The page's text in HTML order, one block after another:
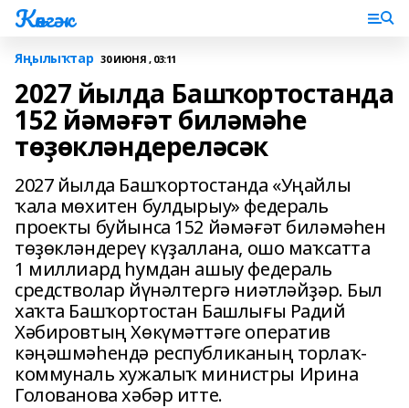
Көнгәк
Яңылыҡтар 30 ИЮНЯ , 03:11
2027 йылда Башҡортостанда
152 йәмәғәт биләмәһе
төҙөкләндереләсәк
2027 йылда Башҡортостанда «Уңайлы
ҡала мөхитен булдырыу» федераль
проекты буйынса 152 йәмәғәт биләмәһен
төҙөкләндереү күҙаллана, ошо маҡсатта
1 миллиард һумдан ашыу федераль
средстволар йүнәлтергә ниәтләйҙәр. Был
хаҡта Башҡортостан Башлығы Радий
Хәбировтың Хөкүмәттәге оператив
кәңәшмәһендә республиканың торлаҡ-
коммуналь хужалыҡ министры Ирина
Голованова хәбәр итте.